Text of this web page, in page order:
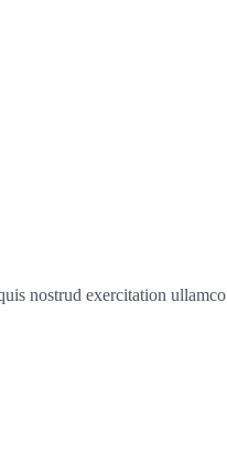
nostrud exercitation ullamco